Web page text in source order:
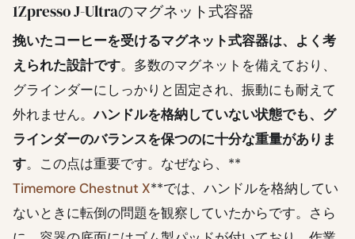
1Zpresso J-Ultraのマグネット式容器
挽いたコーヒーを受けるマグネット式容器は、よく考
えられた設計です。多数のマグネットを備えており、
グラインダーにしっかりと固定され、振動にも耐えて
外れません。ハンドルを格納していない状態でも、グ
ラインダーのバランスを保つのに十分な重量がありま
す。この点は重要です。なぜなら、**
Timemore Chestnut X**では、ハンドルを格納してい
ないときに転倒の問題を観察していたからです。さら